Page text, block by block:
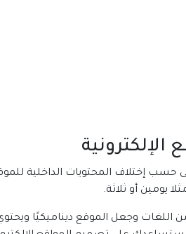
الإلكترونية
حسب إختلاف المحتويات الداخلية
يومين أو ثلاثة.
وجعل الموقع ديناميكيًا